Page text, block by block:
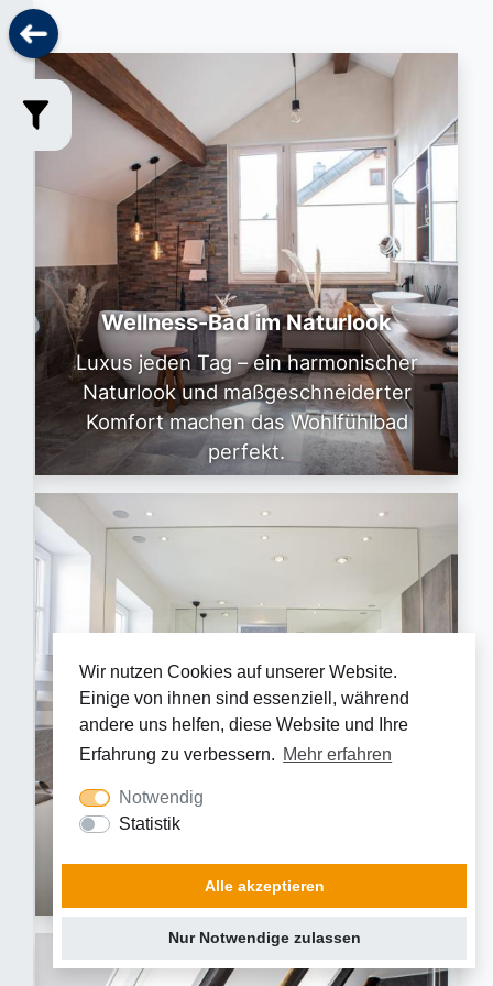
Wir nutzen Cookies auf unserer Website.
Einige von ihnen sind essenziell, während
andere uns helfen, diese Website und Ihre
Erfahrung zu verbessern. Mehr erfahren
Notwendig
Statistik
Nur Notwendige zulassen
Alle akzeptieren
Purismus mit Ausdruck – skulpturale
Badelemente erzeugen eine meditative
Atmosphäre.
Wellness-Bad im Naturlook
Luxus jeden Tag – ein harmonischer
Naturlook und maßgeschneiderter
Komfort machen das Wohlfühlbad
perfekt.